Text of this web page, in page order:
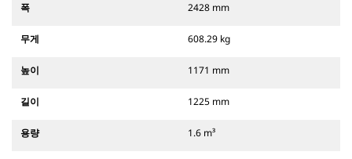
폭 2428 mm
무게 608.29 kg
높이 1171 mm
길이 1225 mm
용량 1.6 m³